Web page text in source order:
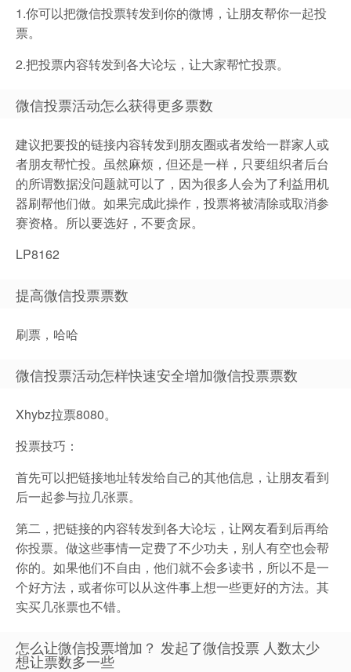
1.你可以把微信投票转发到你的微博，让朋友帮你一起投
票。
2.把投票内容转发到各大论坛，让大家帮忙投票。
微信投票活动怎么获得更多票数
建议把要投的链接内容转发到朋友圈或者发给一群家人或
者朋友帮忙投。虽然麻烦，但还是一样，只要组织者后台
的所谓数据没问题就可以了，因为很多人会为了利益用机
器刷帮他们做。如果完成此操作，投票将被清除或取消参
赛资格。所以要选好，不要贪尿。
LP8162
提高微信投票票数
刷票，哈哈
微信投票活动怎样快速安全增加微信投票票数
Xhybz拉票8080。
投票技巧：
首先可以把链接地址转发给自己的其他信息，让朋友看到
后一起参与拉几张票。
第二，把链接的内容转发到各大论坛，让网友看到后再给
你投票。做这些事情一定费了不少功夫，别人有空也会帮
你的。如果他们不自由，他们就不会多读书，所以不是一
个好方法，或者你可以从这件事上想一些更好的方法。其
实买几张票也不错。
怎么让微信投票增加？ 发起了微信投票 人数太少
想让票数多一些